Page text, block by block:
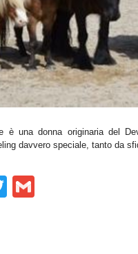
è una donna originaria del
davvero speciale, tanto da
Twitter